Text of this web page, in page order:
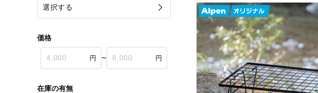
価格
〜
在庫の有無